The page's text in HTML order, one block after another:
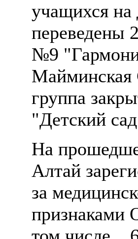
учащихся на
переведены
№9
группа
"Детский
На
Алтай
за
признаками